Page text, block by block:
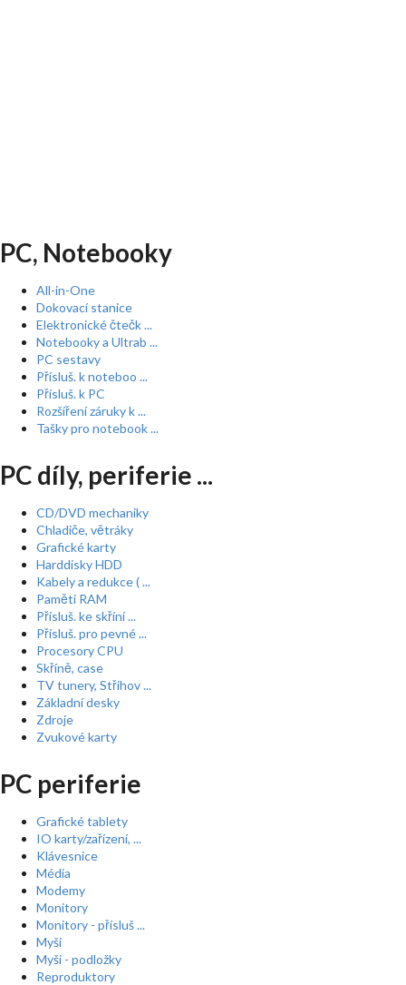
PC, Notebooky
All-in-One
Dokovací stanice
Elektronické čtečk ...
Notebooky a Ultrab ...
PC sestavy
Přísluš. k noteboo ...
Přísluš. k PC
Rozšíření záruky k ...
Tašky pro notebook ...
PC díly, periferie ...
CD/DVD mechaniky
Chladiče, větráky
Grafické karty
Harddisky HDD
Kabely a redukce ( ...
Paměti RAM
Přísluš. ke skříní ...
Přísluš. pro pevné ...
Procesory CPU
Skříně, case
TV tunery, Střihov ...
Základní desky
Zdroje
Zvukové karty
PC periferie
Grafické tablety
IO karty/zařízení, ...
Klávesnice
Média
Modemy
Monitory
Monitory - přísluš ...
Myši
Myši - podložky
Reproduktory